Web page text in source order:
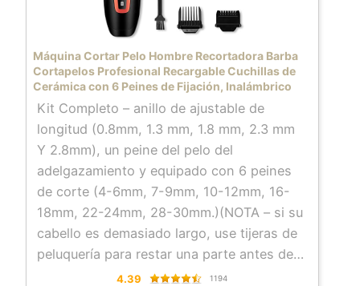
Máquina Cortar Pelo Hombre Recortadora Barba
Cortapelos Profesional Recargable Cuchillas de
Cerámica con 6 Peines de Fijación, Inalámbrico
Kit Completo – anillo de ajustable de
longitud (0.8mm, 1.3 mm, 1.8 mm, 2.3 mm
Y 2.8mm), un peine del pelo del
adelgazamiento y equipado con 6 peines
de corte (4-6mm, 7-9mm, 10-12mm, 16-
18mm, 22-24mm, 28-30mm.)(NOTA – si su
cabello es demasiado largo, use tijeras de
peluquería para restar una parte antes de
usar esta cortadora de cabello para evitar
4.39 1194